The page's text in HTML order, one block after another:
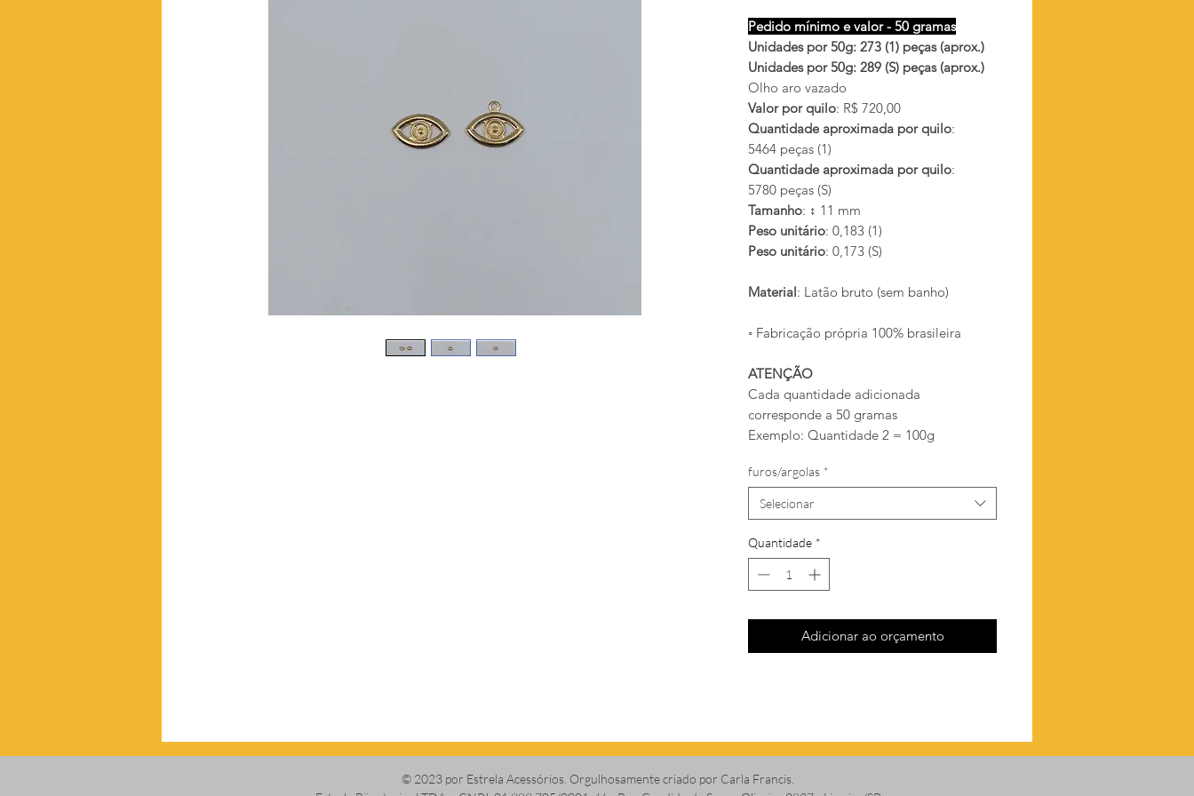
Pedido mínimo e valor - 50 gramas
Unidades por 50g: 273 (1) peças (aprox.)
Unidades por 50g: 289 (S) peças (aprox.)
Olho aro vazado
Valor por quilo: R$ 720,00
Quantidade aproximada por quilo:
5464 peças (1)
Quantidade aproximada por quilo:
5780 peças (S)
Tamanho: ↕ 11 mm
Peso unitário: 0,183 (1)
Peso unitário: 0,173 (S)
Material: Latão bruto (sem banho)
◦ Fabricação própria 100% brasileira
ATENÇÃO
Cada quantidade adicionada
corresponde a 50 gramas
Exemplo: Quantidade 2 = 100g
furos/argolas *
Selecionar
Quantidade *
Adicionar ao orçamento
© 2023 por Estrela Acessórios. Orgulhosamente criado por Carla Francis.